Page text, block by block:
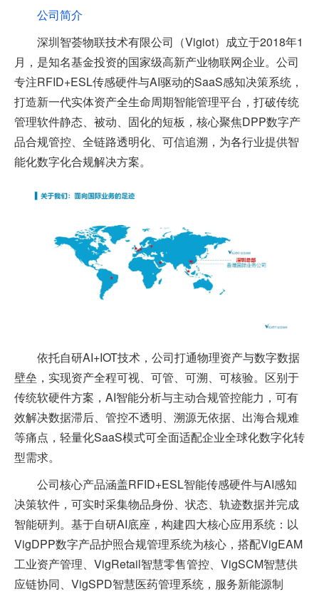
公司简介
深圳智荟物联技术有限公司（Vigiot）成立于2018年1
月，是知名基金投资的国家级高新产业物联网企业。公司
专注RFID+ESL传感硬件与AI驱动的SaaS感知决策系统，
打造新一代实体资产全生命周期智能管理平台，打破传统
管理软件静态、被动、固化的短板，核心聚焦DPP数字产
品合规管控、全链路透明化、可信追溯，为各行业提供智
能化数字化合规解决方案。
依托自研AI+IOT技术，公司打通物理资产与数字数据
壁垒，实现资产全程可视、可管、可溯、可核验。区别于
传统软硬件方案，AI智能分析与主动合规管控能力，可有
效解决数据滞后、管控不透明、溯源无依据、出海合规难
等痛点，轻量化SaaS模式可全面适配企业全球化数字化转
型需求。
公司核心产品涵盖RFID+ESL智能传感硬件与AI感知
决策软件，可实时采集物品身份、状态、轨迹数据并完成
智能研判。基于自研AI底座，构建四大核心应用系统：以
VigDPP数字产品护照合规管理系统为核心，搭配VigEAM
工业资产管理、VigRetail智慧零售管控、VigSCM智慧供
应链协同、VigSPD智慧医药管理系统，服务新能源制